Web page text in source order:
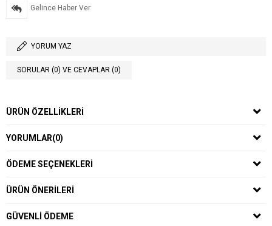
Gelince Haber Ver
YORUM YAZ
SORULAR (0) VE CEVAPLAR (0)
ÜRÜN ÖZELLIKLERI
YORUMLAR(0)
ÖDEME SEÇENEKLERI
ÜRÜN ÖNERILERI
GÜVENLI ÖDEME